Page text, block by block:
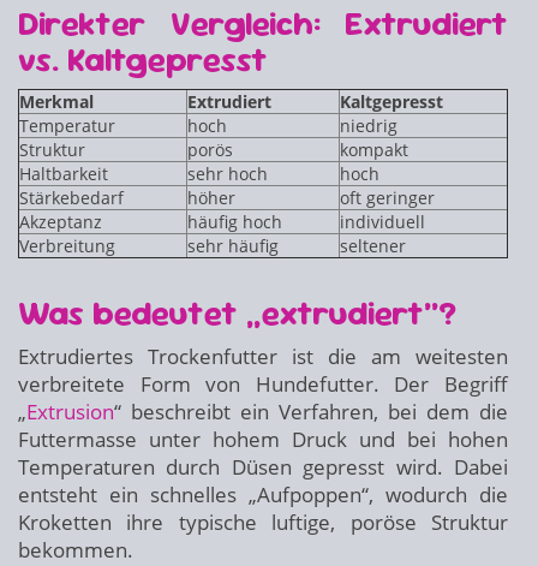
Direkter Vergleich: Extrudiert
vs. Kaltgepresst
Merkmal Extrudiert
Kaltgepresst
Temperatur
hoch
niedrig
Struktur
porös
kompakt
Haltbarkeit
sehr hoch
hoch
Stärkebedarf
höher
oft geringer
Akzeptanz
häufig hoch
individuell
Verbreitung
sehr häufig seltener
Was bedeutet „extrudiert“?
Extrudiertes Trockenfutter ist die am weitesten
verbreitete Form von Hundefutter. Der Begriff
„Extrusion“ beschreibt ein Verfahren, bei dem die
Futtermasse unter hohem Druck und bei hohen
Temperaturen durch Düsen gepresst wird. Dabei
entsteht ein schnelles „Aufpoppen“, wodurch die
Kroketten ihre typische luftige, poröse Struktur
bekommen.